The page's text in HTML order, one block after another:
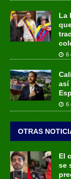
La
6
así
6
OTRAS
El
se